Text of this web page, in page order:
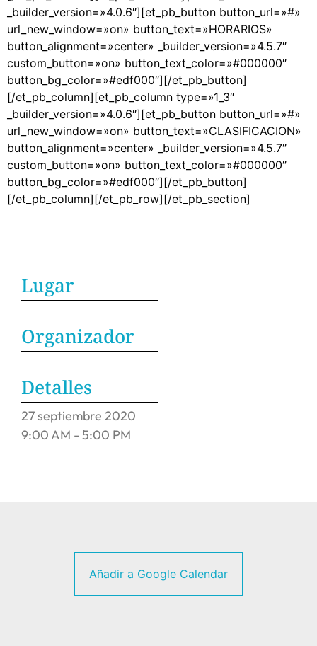
_builder_version=»4.0.6″][et_pb_button button_url=»#»
url_new_window=»on» button_text=»HORARIOS»
button_alignment=»center» _builder_version=»4.5.7″
custom_button=»on» button_text_color=»#000000″
button_bg_color=»#edf000″][/et_pb_button]
[/et_pb_column][et_pb_column type=»1_3″
_builder_version=»4.0.6″][et_pb_button button_url=»#»
url_new_window=»on» button_text=»CLASIFICACION»
button_alignment=»center» _builder_version=»4.5.7″
custom_button=»on» button_text_color=»#000000″
button_bg_color=»#edf000″][/et_pb_button]
[/et_pb_column][/et_pb_row][/et_pb_section]
Lugar
Organizador
Detalles
27septiembre 2020
9:00 AM - 5:00 PM
Añadir a Google Calendar